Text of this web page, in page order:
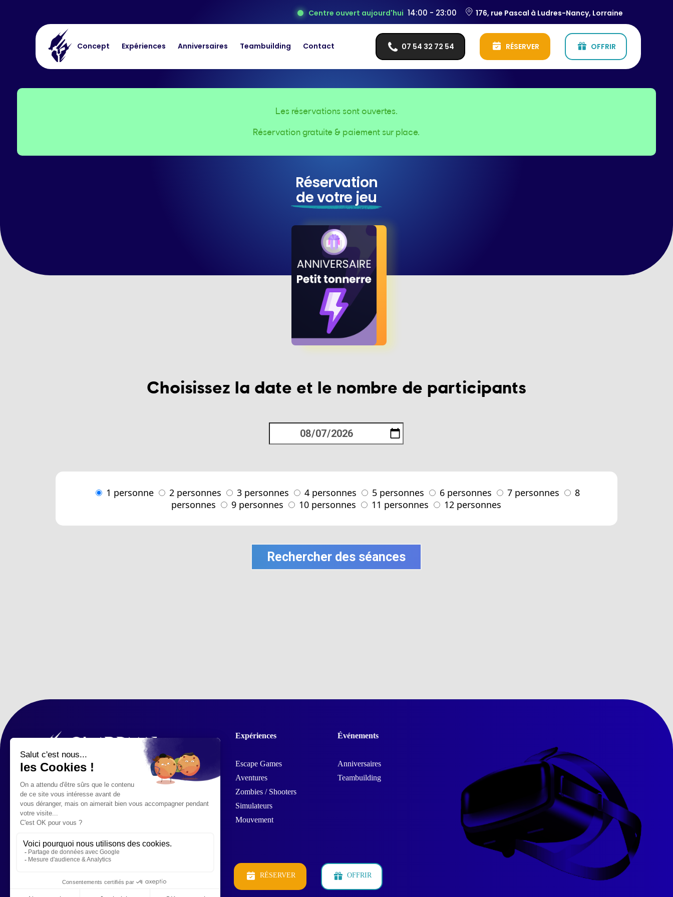
Centre ouvert aujourd'hui 14:00 - 23:00 176, rue Pascal à Ludres-Nancy, Lorraine
Concept Expériences Anniversaires Teambuilding Contact 07 54 32 72 54 RÉSERVER OFFRIR
Les réservations sont ouvertes.
Réservation gratuite & paiement sur place.
Réservation
de votre jeu
Choisissez la date et le nombre de participants
1 personne 2 personnes 3 personnes 4 personnes 5 personnes 6 personnes 7 personnes
8
personnes
9 personnes 10 personnes 11 personnes 12 personnes
176, RUE PASCAL À LUDRES -
NANCY
nouveautés & actus !
Expériences
Escape Games
Aventures
Zombies / Shooters
Simulateurs
Mouvement
Événements
Anniversaires
Teambuilding
RÉSERVER OFFRIR